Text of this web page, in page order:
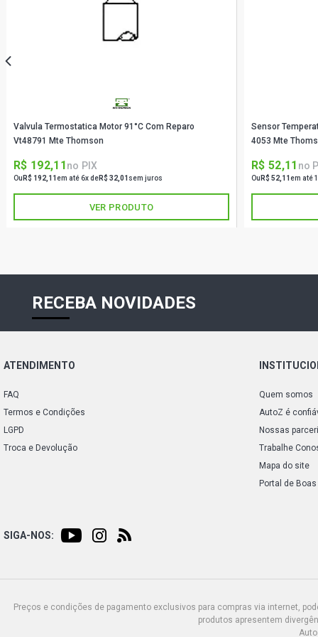
Valvula Termostatica Motor 91°C Com Reparo
Vt48791 Mte Thomson
R$ 192,11no PIX
Ou R$ 192,11em até 6x deR$ 32,01 sem juros
VER PRODUTO
Sensor
4053 Mte
R$ 52,11 no
Ou R$ 52,11em até
RECEBA NOVIDADES
ATENDIMENTO
FAQ
Termos e Condições
LGPD
Troca e Devolução
Quem somos
AutoZ é
Nossas
Trabalhe
Mapa do site
Portal de
SIGA-NOS:
Preços e condições de pagamento exclusivos para compras via internet,
produtos apresentem